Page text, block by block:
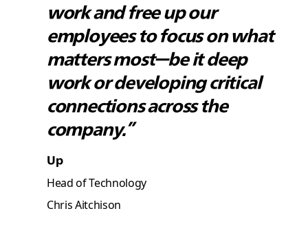
work and free up our
employees to focus on what
matters most—be it deep
work or developing critical
connections across the
company.”
Up
Head of Technology
Chris Aitchison